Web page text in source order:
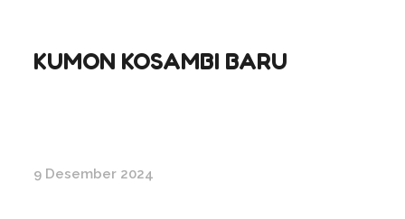
KUMON KOSAMBI BARU
9 Desember 2024